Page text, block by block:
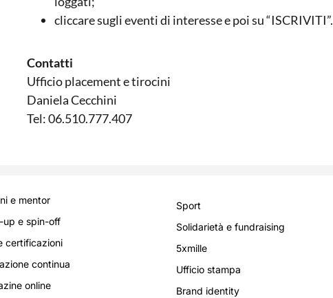
cliccare sugli eventi di interesse e poi su “ISCRIVITI”.
Contatti
Ufficio placement e tirocini
Daniela Cecchini
Tel: 06.510.777.407
e mentor
up e spin-off
certificazioni
continua
online
Sport
Solidarietà e fundraising
5xmille
Ufficio stampa
Brand identity